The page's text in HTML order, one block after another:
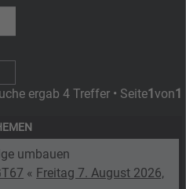
ergab 4 Treffer • Seite1von1
umbauen
« Freitag 7. August 2026,